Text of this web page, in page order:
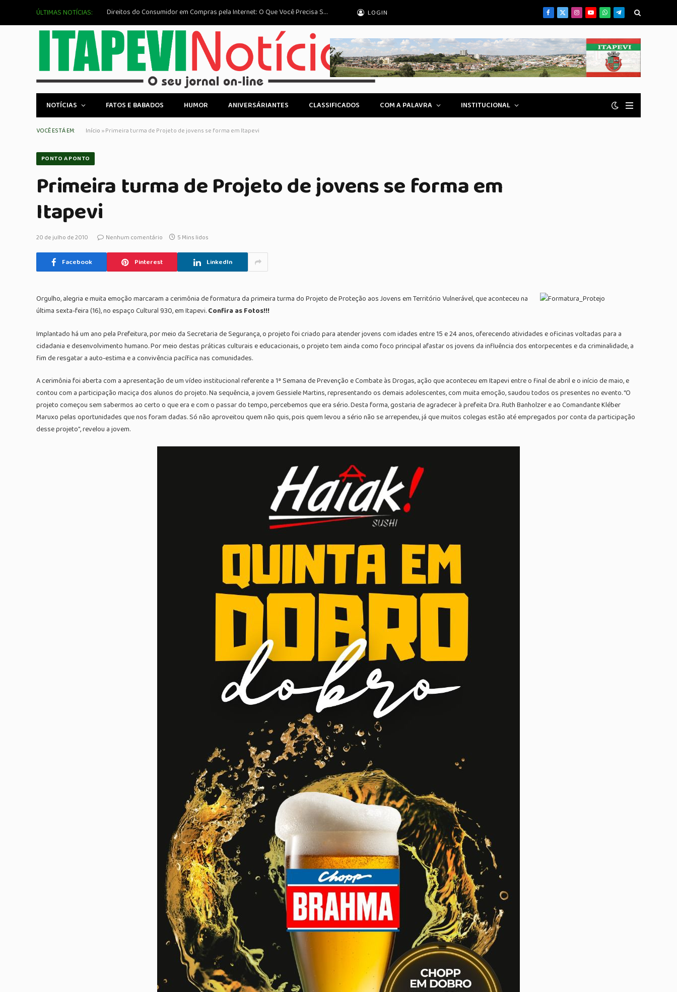
ÚLTIMAS NOTÍCIAS: Direitos do Consumidor em Compras pela Internet: O Que Você Precisa Saber LOGIN Facebook
X
(Twitter)
Instagram
YouTubeWhatsApp
Telegrama
NOTÍCIAS FATOS E BABADOS HUMOR ANIVERSÁRIANTES CLASSIFICADOS COM A PALAVRA INSTITUCIONAL
VOCÊ ESTÁ EM: Início »Primeira turma de Projeto de jovens se forma em Itapevi
PONTO A PONTO
Primeira turma de Projeto de jovens se forma em
Itapevi
20 de julho de 2010 Nenhum comentário 5 Mins lidos
Facebook Pinterest LinkedIn
Orgulho, alegria e muita emoção marcaram a cerimônia de formatura da primeira turma do Projeto de Proteção aos Jovens em Território Vulnerável, que aconteceu na
última sexta-feira (16), no espaço Cultural 930, em Itapevi.Confira as Fotos!!!
Implantado há um ano pela Prefeitura, por meio da Secretaria de Segurança, o projeto foi criado para atender jovens com idades entre 15 e 24 anos, oferecendo atividades e oficinas voltadas para a
cidadania e desenvolvimento humano. Por meio destas práticas culturais e educacionais, o projeto tem ainda como foco principal afastar os jovens da influência dos entorpecentes e da criminalidade, a
fim de resgatar a auto-estima e a convivência pacífica nas comunidades.
A cerimônia foi aberta com a apresentação de um vídeo institucional referente a 1ª Semana de Prevenção e Combate às Drogas, ação que aconteceu em Itapevi entre o final de abril e o início de maio, e
contou com a participação maciça dos alunos do projeto. Na sequência, a jovem Gessiele Martins, representando os demais adolescentes, com muita emoção, saudou todos os presentes no evento. “O
projeto começou sem sabermos ao certo o que era e com o passar do tempo, percebemos que era sério. Desta forma, gostaria de agradecer à prefeita Dra. Ruth Banholzer e ao Comandante Kléber
Maruxo pelas oportunidades que nos foram dadas. Só não aproveitou quem não quis, pois quem levou a sério não se arrependeu, já que muitos colegas estão até empregados por conta da participação
desse projeto”, revelou a jovem.